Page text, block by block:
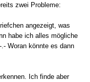
zwei Probleme:
angezeigt, was
habe ich alles mögliche
Woran könnte es dann
Ich finde aber